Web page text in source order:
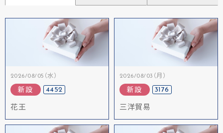
2026/08/05（水）
新設 4452
花王
2026/08/03（月）
新設 3176
三洋貿易